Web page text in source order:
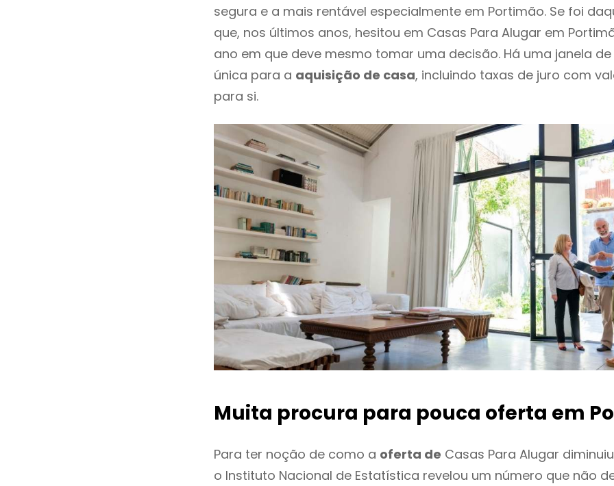
segura e a mais rentável especialmente em Portimão. Se foi
que, nos últimos anos, hesitou em Casas Para Alugar em
ano em que deve mesmo tomar uma decisão. Há uma janela
única para a aquisição de casa, incluindo taxas de juro com
para si.
Muita procura para pouca oferta em
Para ter noção de como a oferta de Casas Para Alugar
o Instituto Nacional de Estatística revelou um número que não